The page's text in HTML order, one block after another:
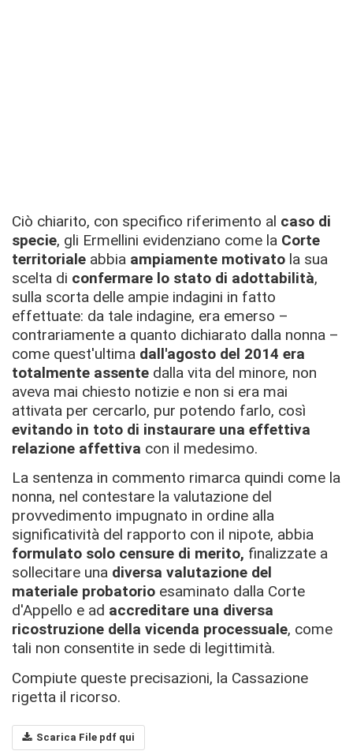
Ciò chiarito, con specifico riferimento al caso di
specie, gli Ermellini evidenziano come la Corte
territoriale abbia ampiamente motivato la sua
scelta di confermare lo stato di adottabilità,
sulla scorta delle ampie indagini in fatto
effettuate: da tale indagine, era emerso –
contrariamente a quanto dichiarato dalla nonna –
come quest'ultima dall'agosto del 2014 era
totalmente assente dalla vita del minore, non
aveva mai chiesto notizie e non si era mai
attivata per cercarlo, pur potendo farlo, così
evitando in toto di instaurare una effettiva
relazione affettiva con il medesimo.
La sentenza in commento rimarca quindi come la
nonna, nel contestare la valutazione del
provvedimento impugnato in ordine alla
significatività del rapporto con il nipote, abbia
formulato solo censure di merito, finalizzate a
sollecitare una diversa valutazione del
materiale probatorio esaminato dalla Corte
d'Appello e ad accreditare una diversa
ricostruzione della vicenda processuale, come
tali non consentite in sede di legittimità.
Compiute queste precisazioni, la Cassazione
rigetta il ricorso.
Scarica File pdf qui